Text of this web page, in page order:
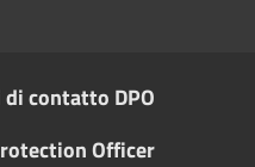
di contatto DPO
Officer